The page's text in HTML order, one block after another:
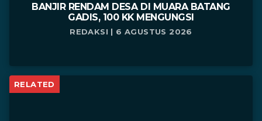
BANJIR RENDAM DESA DI MUARA BATANG
GADIS, 100 KK MENGUNGSI
REDAKSI | 6 AGUSTUS 2026
RELATED